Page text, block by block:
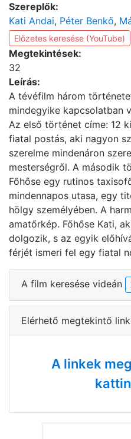
Szereplők:
Kati Andai, Péter Benkő,
Előzetes keresése (YouTube)
Megtekintések:
32
Leírás:
A tévéfilm három
mindegyike kapcsolatban
Az első történet címe: 12
fiatal postás, aki nagyon
szerelme mindenáron
mesterségről. A második
Főhőse egy rutinos
mindennapos utasa, egy
hölgy személyében. A
amatőrkép. Főhőse Kati,
dolgozik, s az egyik
férjét ismeri fel egy fiatal
A film keresése videán
Elérhető megtekintő
A linkek